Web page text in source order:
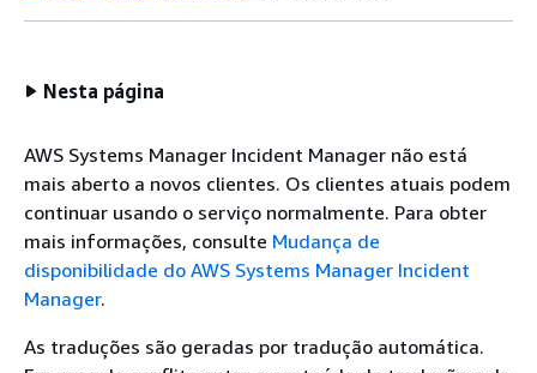
Nesta página
AWS Systems Manager Incident Manager não está
mais aberto a novos clientes. Os clientes atuais podem
continuar usando o serviço normalmente. Para obter
mais informações, consulte Mudança de
disponibilidade do AWS Systems Manager Incident
Manager.
As traduções são geradas por tradução automática.